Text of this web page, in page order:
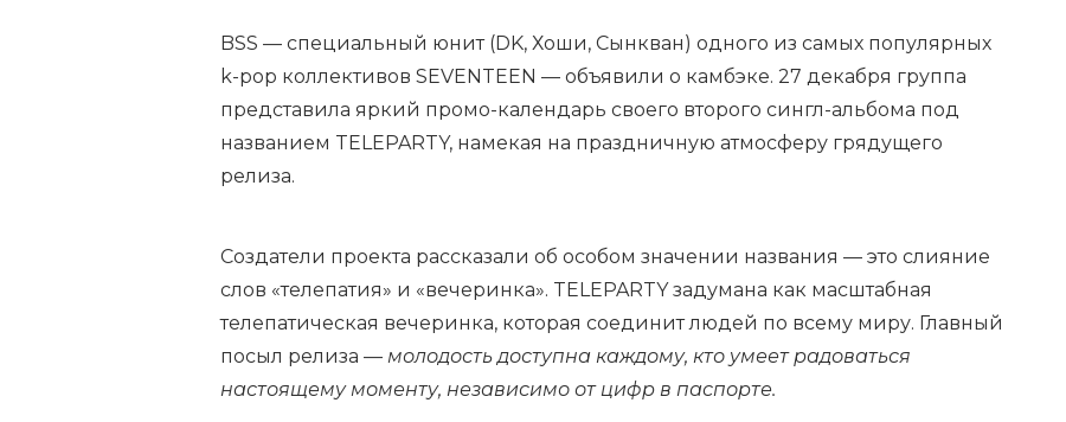
BSS — специальный юнит (DK, Хоши, Сынкван) одного из самых популярных
k-pop коллективов SEVENTEEN — объявили о камбэке. 27 декабря группа
представила яркий промо-календарь своего второго сингл-альбома под
названием TELEPARTY, намекая на праздничную атмосферу грядущего
релиза.
Создатели проекта рассказали об особом значении названия — это слияние
слов «телепатия» и «вечеринка». TELEPARTY задумана как масштабная
телепатическая вечеринка, которая соединит людей по всему миру. Главный
посыл релиза — молодость доступна каждому, кто умеет радоваться
настоящему моменту, независимо от цифр в паспорте.